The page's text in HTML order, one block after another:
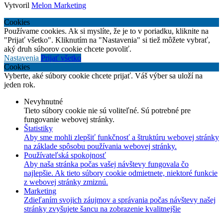
Vytvoril Melon Marketing
Cookies
Používame cookies. Ak si myslíte, že je to v poriadku, kliknite na
"Prijať všetko". Kliknutím na "Nastavenia" si tiež môžete vybrať,
aký druh súborov cookie chcete povoliť.
Nastavenia Prijať všetko
Cookies
Vyberte, aké súbory cookie chcete prijať. Váš výber sa uloží na
jeden rok.
Nevyhnutné
Tieto súbory cookie nie sú voliteľné. Sú potrebné pre
fungovanie webovej stránky.
Štatistiky
Aby sme mohli zlepšiť funkčnosť a štruktúru webovej stránky
na základe spôsobu používania webovej stránky.
Používateľská spokojnosť
Aby naša stránka počas vašej návštevy fungovala čo
najlepšie. Ak tieto súbory cookie odmietnete, niektoré funkcie
z webovej stránky zmiznú.
Marketing
Zdieľaním svojich záujmov a správania počas návštevy našej
stránky zvyšujete šancu na zobrazenie kvalitnejšie